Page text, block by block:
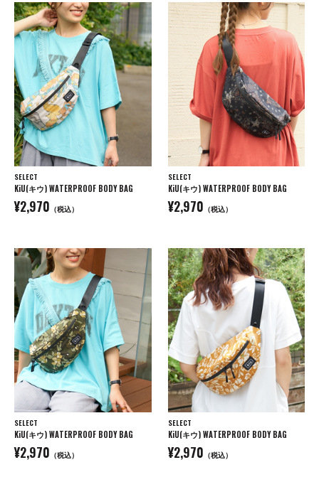
SELECT
KiU(キウ) WATERPROOF BODY BAG
¥2,970 （税込）
SELECT
KiU(キウ) WATERPROOF BODY BAG
¥2,970 （税込）
SELECT
KiU(キウ) WATERPROOF BODY BAG
¥2,970 （税込）
SELECT
KiU(キウ) WATERPROOF BODY BAG
¥2,970 （税込）